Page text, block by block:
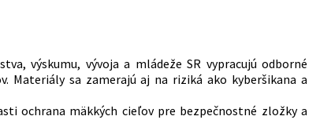
výskumu, vývoja a mládeže SR vypracujú odborné
Materiály sa zamerajú aj na riziká ako kyberšikana a
ochrana mäkkých cieľov pre bezpečnostné zložky a